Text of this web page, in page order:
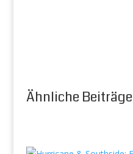
Ähnliche Beiträge